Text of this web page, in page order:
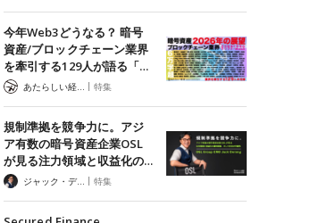
今年Web3どうなる？ 暗号
資産/ブロックチェーン業界
を牽引する129人が語る「…
| 特集
規制準拠を競争力に。アジ
ア有数の暗号資産企業OSL
が見る注力領域と収益化の…
ジャック・デロン（Jack Derong） | 特集